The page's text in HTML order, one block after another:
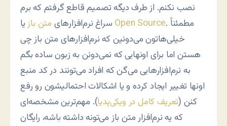
نصب نکنم. از طرف دیگه تصمیم قاطع گرفتم که برم
سراغ نرم‌افزارهای متن باز Open Source. مطمئناً
خیلی‌هاتون می‌دونین که نرم‌افزارهای متن باز چی
هستن اما برای اونهایی که نمی‌دونن به زبون ساده بگم
به نرم‌افزارهایی می‌گن که افراد می‌تونند در کد منبع
اونها تغییر ایجاد کرده و یا اشکالات احتمالیشون رو رفع
کنن (تعریف کامل در ویکی‌پدیا). مهم‌ترین مشخصه‌ای
که یه نرم‌افزار متن باز می‌تونه داشته باشه، رایگان